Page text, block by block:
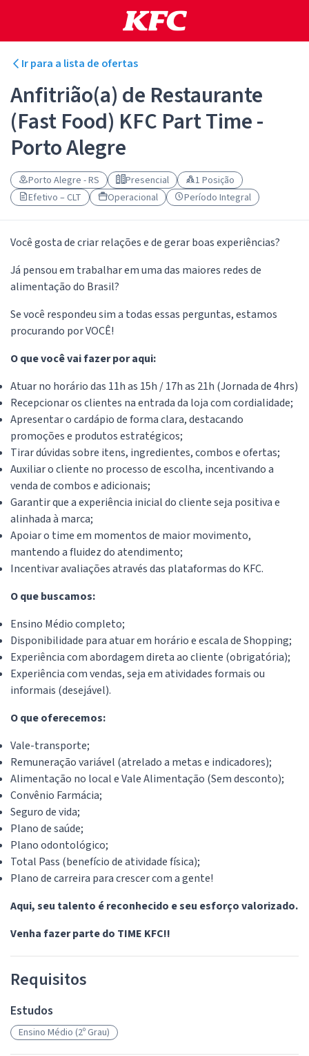
Ir para a lista de ofertas
Anfitrião(a) de Restaurante
(Fast Food) KFC Part Time -
Porto Alegre
Porto Alegre - RS Presencial
1 Posição
Efetivo – CLT
Operacional Período Integral
Você gosta de criar relações e de gerar boas experiências?
Já pensou em trabalhar em uma das maiores redes de
alimentação do Brasil?
Se você respondeu sim a todas essas perguntas, estamos
procurando por VOCÊ!
O que você vai fazer por aqui:
Atuar no horário das 11h as 15h / 17h as 21h (Jornada de 4hrs)
Recepcionar os clientes na entrada da loja com cordialidade;
Apresentar o cardápio de forma clara, destacando
promoções e produtos estratégicos;
Tirar dúvidas sobre itens, ingredientes, combos e ofertas;
Auxiliar o cliente no processo de escolha, incentivando a
venda de combos e adicionais;
Garantir que a experiência inicial do cliente seja positiva e
alinhada à marca;
Apoiar o time em momentos de maior movimento,
mantendo a fluidez do atendimento;
Incentivar avaliações através das plataformas do KFC.
O que buscamos:
Ensino Médio completo;
Disponibilidade para atuar em horário e escala de Shopping;
Experiência com abordagem direta ao cliente (obrigatória);
Experiência com vendas, seja em atividades formais ou
informais (desejável).
O que oferecemos:
Vale-transporte;
Remuneração variável (atrelado a metas e indicadores);
Alimentação no local e Vale Alimentação (Sem desconto);
Convênio Farmácia;
Seguro de vida;
Plano de saúde;
Plano odontológico;
Total Pass (benefício de atividade física);
Plano de carreira para crescer com a gente!
Aqui, seu talento é reconhecido e seu esforço valorizado.
Venha fazer parte do TIME KFC!!
Requisitos
Estudos
Ensino Médio (2º Grau)